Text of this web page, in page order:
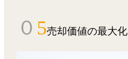
０ 5売却価値の最大化